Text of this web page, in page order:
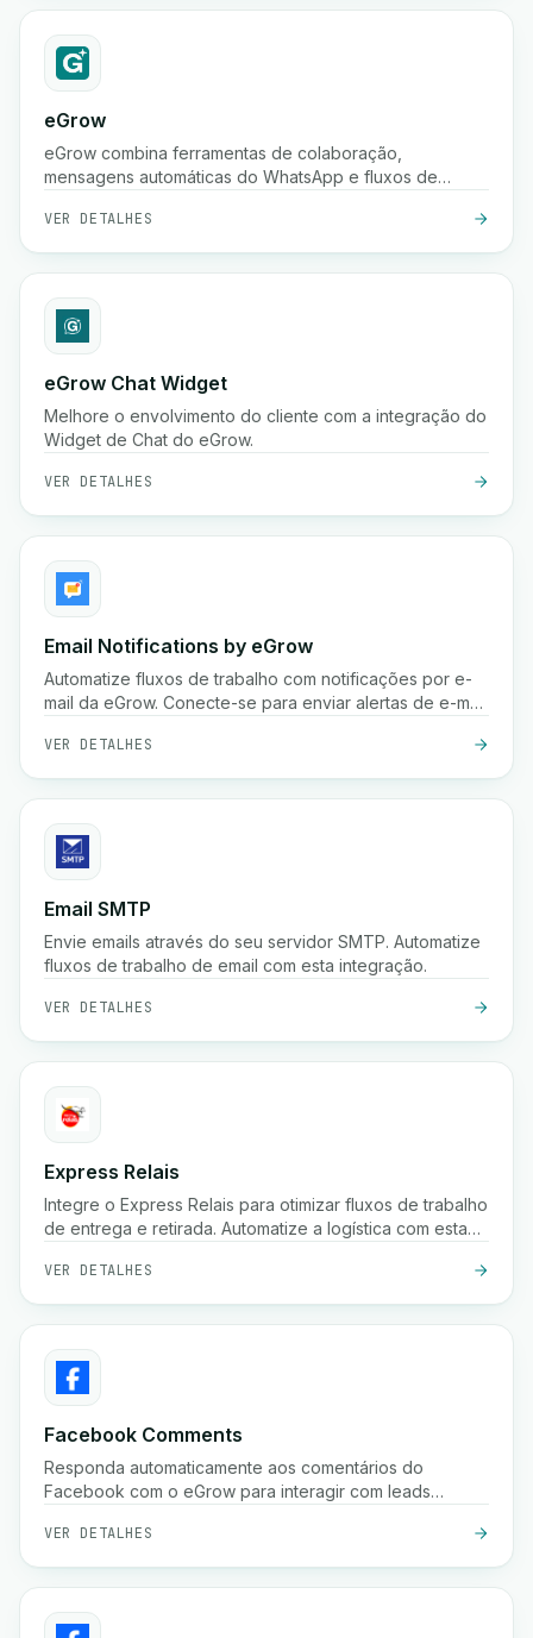
eGrow
eGrow combina ferramentas de colaboração,
mensagens automáticas do WhatsApp e fluxos de
ajudando empresas de comércio eletrônico a crescer,
envolver clientes e gerir operações de forma contínua.
VER DETALHES
eGrow Chat Widget
Melhore o envolvimento do cliente com a integração do
Widget de Chat do eGrow.
VER DETALHES
Email Notifications by eGrow
Automatize fluxos de trabalho com notificações por e-
mail da eGrow. Conecte-se para enviar alertas de e-mail
VER DETALHES
Email SMTP
Envie emails através do seu servidor SMTP. Automatize
fluxos de trabalho de email com esta integração.
VER DETALHES
Express Relais
Integre o Express Relais para otimizar fluxos de trabalho
de entrega e retirada. Automatize a logística com esta
VER DETALHES
Facebook Comments
Responda automaticamente aos comentários do
Facebook com o eGrow para interagir com leads
VER DETALHES